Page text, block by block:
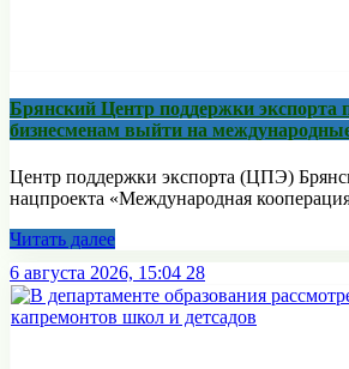
Брянский Центр поддержки экспорта
бизнесменам выйти на
Центр поддержки экспорта (ЦПЭ)
нацпроекта «Международная
Читать далее
6 августа 2026, 15:04 28